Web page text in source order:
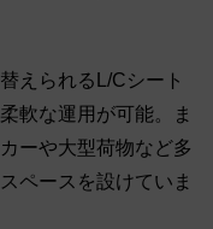
えられるL/Cシート
軟な運用が可能。ま
ーや大型荷物など多
ペースを設けていま